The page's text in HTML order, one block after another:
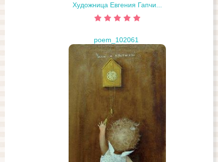
Художница Евгения Гапчи...
poem_102061